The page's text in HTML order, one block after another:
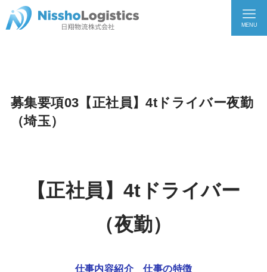
MENU
募集要項03【正社員】4tドライバー夜勤
（埼玉）
【正社員】4tドライバー
（夜勤）
仕事内容紹介
仕事の特徴